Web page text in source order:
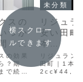
スの
つか
・い
くか
医師
の効果
？期
で続く
未分類
リジュラ
安い田町
本
・目元
¥22,000
リジュラン
田町｜1本
横スクロー
ルできます